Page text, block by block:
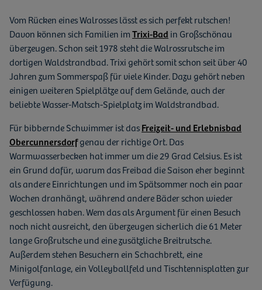
Vom Rücken eines Walrosses lässt es sich perfekt rutschen!
Davon können sich Familien imTrixi-Bad in Großschönau
überzeugen. Schon seit 1978 steht die Walrossrutsche im
dortigen Waldstrandbad. Trixi gehört somit schon seit über 40
Jahren zum Sommerspaß für viele Kinder. Dazu gehört neben
einigen weiteren Spielplätze auf dem Gelände, auch der
beliebte Wasser-Matsch-Spielplatz im Waldstrandbad.
Für bibbernde Schwimmer ist dasFreizeit- und Erlebnisbad
Obercunnersdorfgenau der richtige Ort. Das
Warmwasserbecken hat immer um die 29 Grad Celsius. Es ist
ein Grund dafür, warum das Freibad die Saison eher beginnt
als andere Einrichtungen und im Spätsommer noch ein paar
Wochen dranhängt, während andere Bäder schon wieder
geschlossen haben. Wem das als Argument für einen Besuch
noch nicht ausreicht, den überzeugen sicherlich die 61 Meter
lange Großrutsche und eine zusätzliche Breitrutsche.
Außerdem stehen Besuchern ein Schachbrett, eine
Minigolfanlage, ein Volleyballfeld und Tischtennisplatten zur
Verfügung.